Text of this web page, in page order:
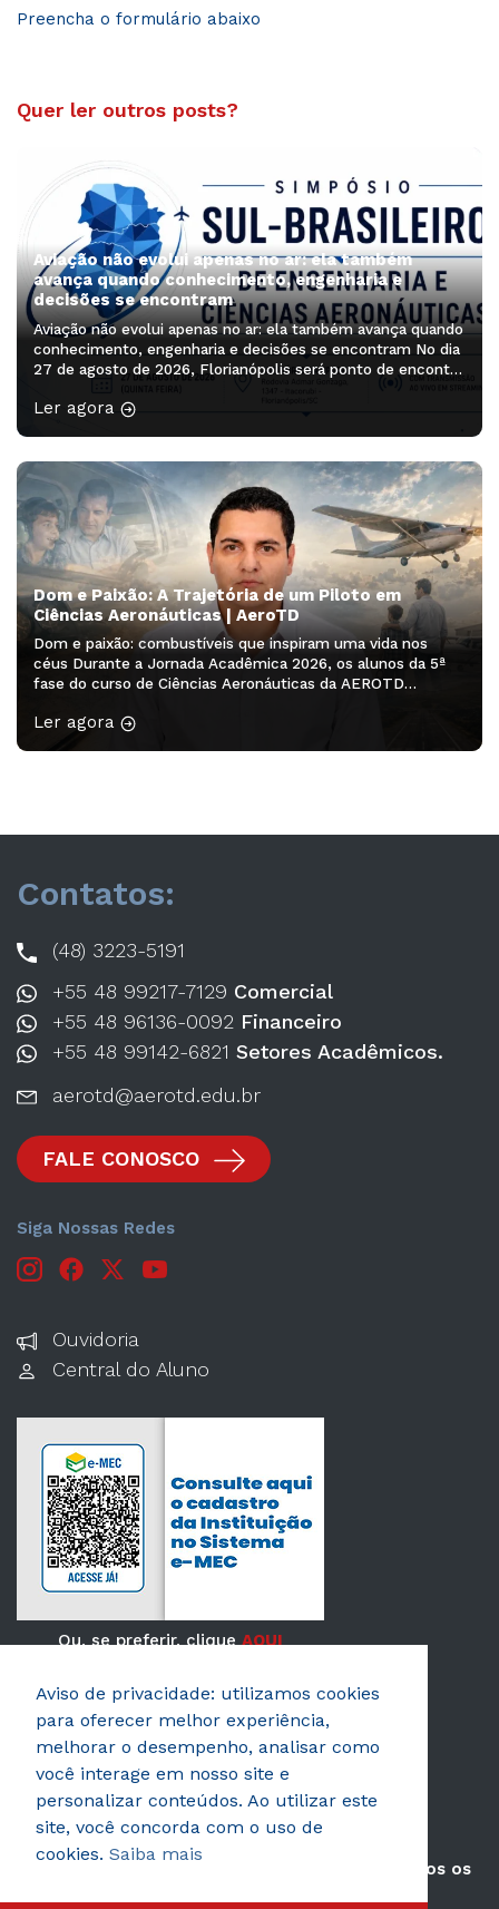
Preencha o formulário abaixo
Quer ler outros posts?
Aviação não evolui apenas no ar: ela também
avança quando conhecimento, engenharia e
decisões se encontram
Aviação não evolui apenas no ar: ela também avança quando
conhecimento, engenharia e decisões se encontram No dia
27 de agosto de 2026, Florianópolis será ponto de encontro
de profissionais, pesquisadores, estudantes e lideranças
que ajudam a pensar os próximos caminhos da aviação. O
Ler agora
Dom e Paixão: A Trajetória de um Piloto em
Ciências Aeronáuticas | AeroTD
Dom e paixão: combustíveis que inspiram uma vida nos
céus Durante a Jornada Acadêmica 2026, os alunos da 5ª
fase do curso de Ciências Aeronáuticas da AEROTD
edição”, ministrado pela professora Drª Franciele Rodrigues
Ler agora
Contatos:
(48) 3223-5191
+55 48 99217-7129 Comercial
+55 48 96136-0092 Financeiro
+55 48 99142-6821 Setores Acadêmicos.
aerotd@aerotd.edu.br
FALE CONOSCO
Siga Nossas Redes
Ouvidoria
Central do Aluno
Ou, se preferir, cliqueAQUI
Verificada por
© 2026 AEROTD Faculdade de Tecnologia. Todos os
Aviso de privacidade: utilizamos cookies
para oferecer melhor experiência,
melhorar o desempenho, analisar como
você interage em nosso site e
personalizar conteúdos. Ao utilizar este
site, você concorda com o uso de
cookies. Saiba mais